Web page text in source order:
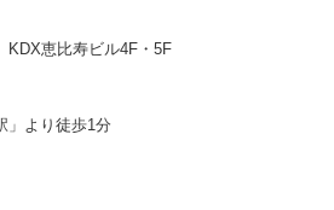
恵比寿ビル4F・5F
」より徒歩1分